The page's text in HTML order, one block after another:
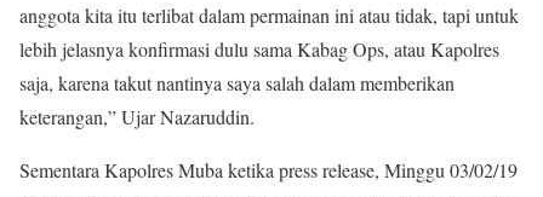
anggota kita itu terlibat dalam permainan ini atau tidak, tapi untuk
lebih jelasnya konfirmasi dulu sama Kabag Ops, atau Kapolres
saja, karena takut nantinya saya salah dalam memberikan
keterangan,” Ujar Nazaruddin.
Sementara Kapolres Muba ketika press release, Minggu 03/02/19